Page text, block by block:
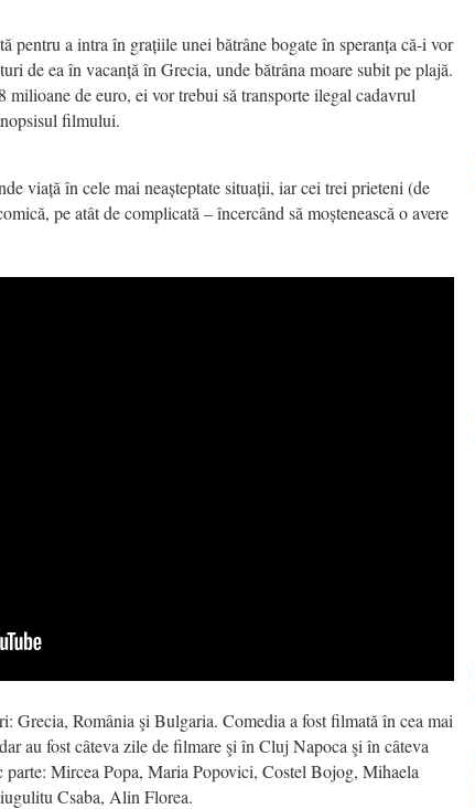
pentru a intra în grațiile unei bătrâne bogate în speranța că-i vor
de ea în vacanță în Grecia, unde bătrâna moare subit pe plajă.
milioane de euro, ei vor trebui să transporte ilegal cadavrul
filmului.
viață în cele mai neașteptate situații, iar cei trei prieteni (de
pe atât de complicată – încercând să moștenească o avere
Grecia, România şi Bulgaria. Comedia a fost filmată în cea mai
au fost câteva zile de filmare şi în Cluj Napoca şi în câteva
Mircea Popa, Maria Popovici, Costel Bojog, Mihaela
Csaba, Alin Florea.